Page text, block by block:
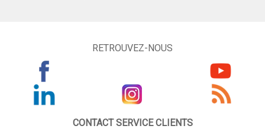
RETROUVEZ-NOUS
CONTACT SERVICE CLIENTS